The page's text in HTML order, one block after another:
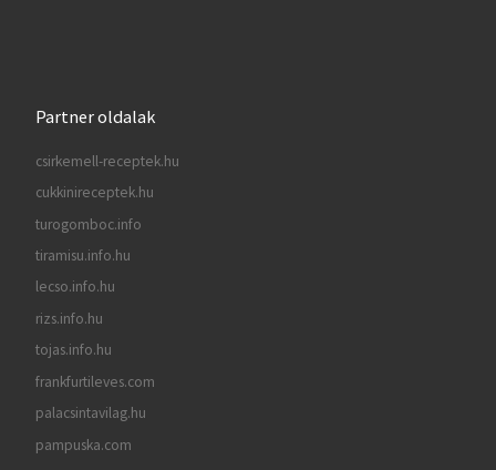
Partner oldalak
csirkemell-receptek.hu
cukkinireceptek.hu
turogomboc.info
tiramisu.info.hu
lecso.info.hu
rizs.info.hu
tojas.info.hu
frankfurtileves.com
palacsintavilag.hu
pampuska.com